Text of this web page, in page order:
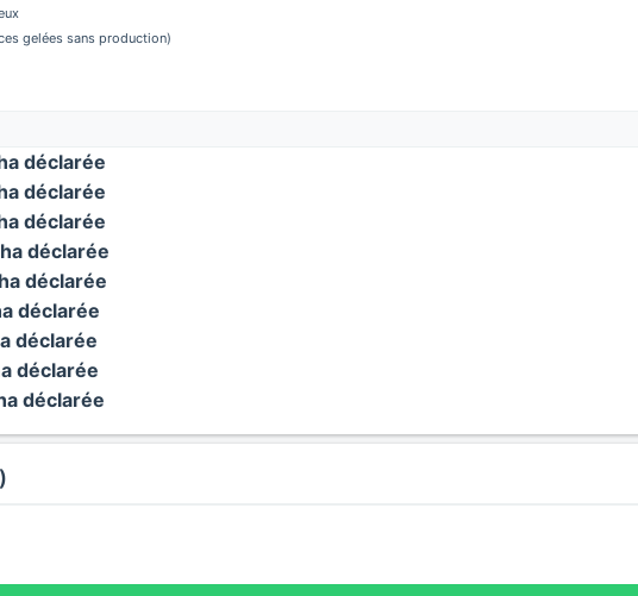
gelées sans production)
déclarée
déclarée
déclarée
déclarée
déclarée
déclarée
déclarée
déclarée
déclarée